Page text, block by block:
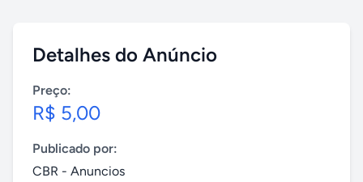
Detalhes do Anúncio
Preço:
R$ 5,00
Publicado por:
CBR - Anuncios